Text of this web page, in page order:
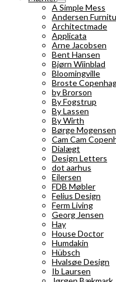
A Simple Mess
Andersen
Architectmade
Applicata
Arne Jacobsen
Bent Hansen
Bjørn Wiinblad
Bloomingville
Broste
by Brorson
By Fogstrup
By Lassen
By Wirth
Børge Mogensen
Cam Cam
Dialægt
Design Letters
dot aarhus
Eilersen
FDB Møbler
Felius Design
Ferm Living
Georg Jensen
Hay
House Doctor
Humdakin
Hübsch
Hvalsøe Design
Ib Laursen